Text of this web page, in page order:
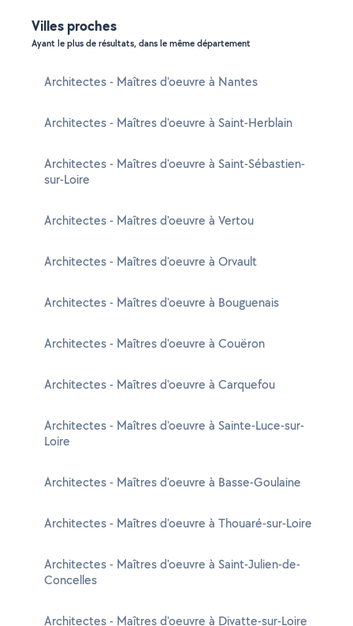
Villes proches
Ayant le plus de résultats, dans le même département
Architectes - Maîtres d'oeuvre à Nantes
Architectes - Maîtres d'oeuvre à Saint-Herblain
Architectes - Maîtres d'oeuvre à Saint-Sébastien-
sur-Loire
Architectes - Maîtres d'oeuvre à Vertou
Architectes - Maîtres d'oeuvre à Orvault
Architectes - Maîtres d'oeuvre à Bouguenais
Architectes - Maîtres d'oeuvre à Couëron
Architectes - Maîtres d'oeuvre à Carquefou
Architectes - Maîtres d'oeuvre à Sainte-Luce-sur-
Loire
Architectes - Maîtres d'oeuvre à Basse-Goulaine
Architectes - Maîtres d'oeuvre à Thouaré-sur-Loire
Architectes - Maîtres d'oeuvre à Saint-Julien-de-
Concelles
Architectes - Maîtres d'oeuvre à Divatte-sur-Loire